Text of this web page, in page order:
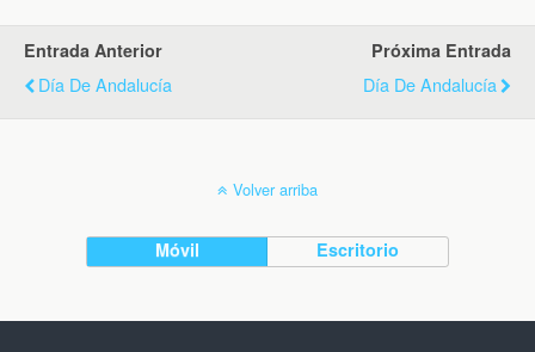
Entrada Anterior
Día De Andalucía
Próxima Entrada
Día De Andalucía
Volver arriba
Móvil Escritorio